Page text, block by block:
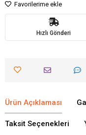
Favorilerime ekle
Hızlı Gönderi
Ürün Açıklaması
Taksit Seçenekleri